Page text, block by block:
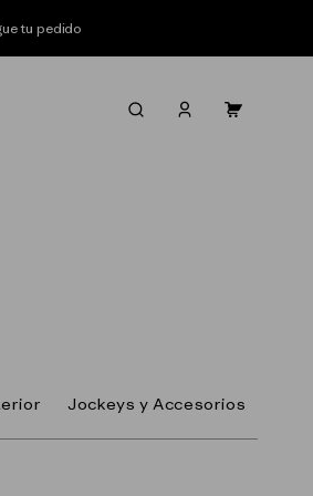
tu pedido
sesión
Carrito
Jockeys y Accesorios